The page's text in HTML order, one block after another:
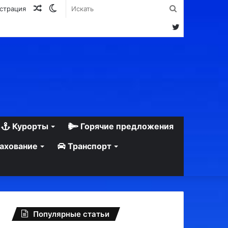
Switch
Случайная
Twitter
Курорты
Горячие предложения
Транспорт
Популярные статьи